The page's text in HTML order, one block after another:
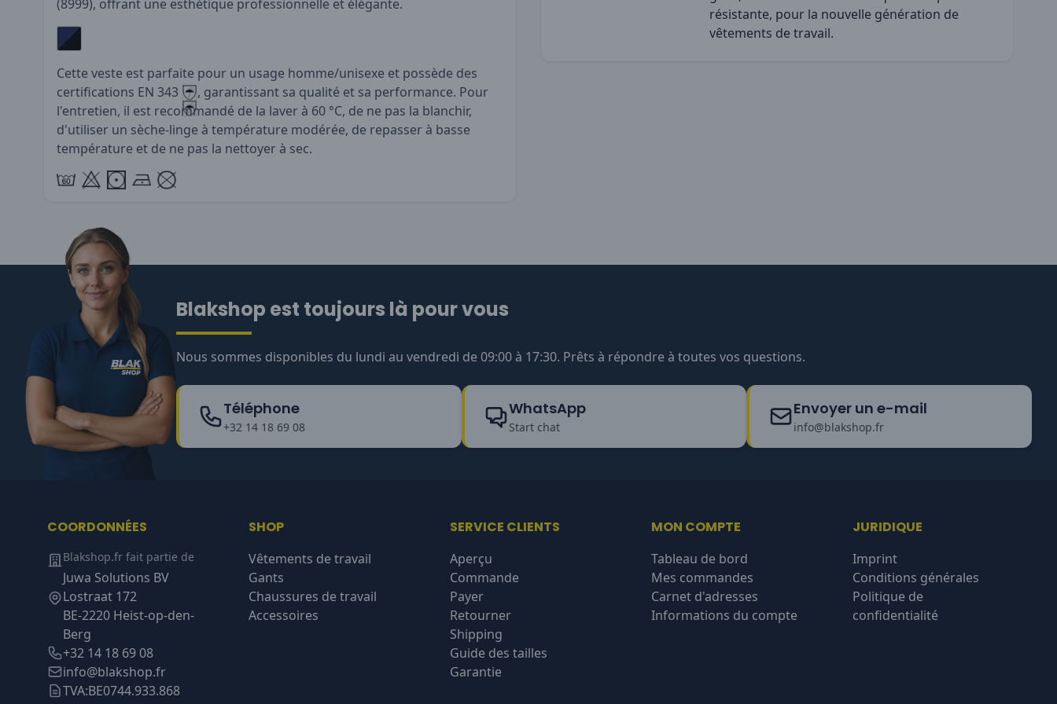
(8999), offrant une esthétique professionnelle et élégante.
Cette veste est parfaite pour un usage homme/unisexe et possède des
certifications EN 343
, garantissant sa qualité et sa performance. Pour
l'entretien, il est recommandé de la laver à 60 °C, de ne pas la blanchir,
d'utiliser un sèche-linge à température modérée, de repasser à basse
température et de ne pas la nettoyer à sec.
résistante, pour la nouvelle génération de
vêtements de travail.
Blakshop est toujours là pour vous
Nous sommes disponibles du lundi au vendredi de 09:00 à 17:30. Prêts à répondre à toutes vos questions.
Téléphone
+32 14 18 69 08
WhatsApp
Start chat
Envoyer un e-mail
info@blakshop.fr
COORDONNÉES
Blakshop.fr fait partie de
Juwa Solutions BV
Lostraat 172
BE-2220 Heist-op-den-
Berg
+32 14 18 69 08
info@blakshop.fr
TVA:BE0744.933.868
SHOP
Vêtements de travail
Gants
Chaussures de travail
Accessoires
SERVICE CLIENTS
Aperçu
Commande
Payer
Retourner
Shipping
Guide des tailles
Garantie
MON COMPTE
Tableau de bord
Mes commandes
Carnet d'adresses
Informations du compte
JURIDIQUE
Imprint
Conditions générales
Politique de
confidentialité